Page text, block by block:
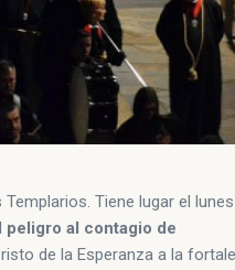
Tiene lugar el lunes
peligro al contagio de
de la Esperanza a la